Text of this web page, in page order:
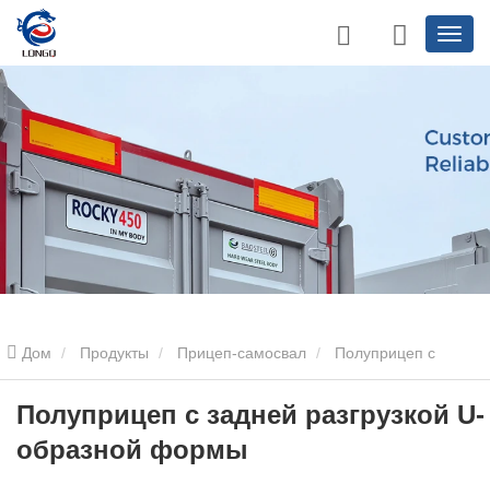
Дом Продукты Прицеп-самосвал Полуприцеп с
задней разгрузкой
образной формы
Полуприцеп с задней разгрузкой U-
образной формы